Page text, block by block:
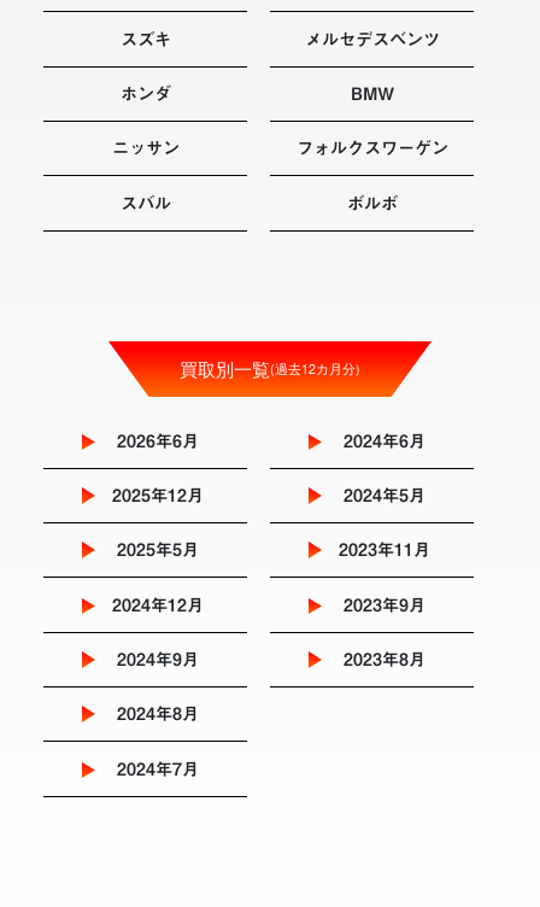
スズキ
ホンダ
ニッサン
スバル
メルセデスベンツ
BMW
フォルクスワーゲン
ボルボ
買取別一覧(過去12カ月分)
2026年6月
2025年12月
2025年5月
2024年12月
2024年9月
2024年8月
2024年7月
2024年6月
2024年5月
2023年11月
2023年9月
2023年8月